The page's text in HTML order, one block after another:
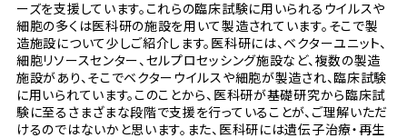
ーズを支援しています。これらの臨床試験に用いられるウイルスや
細胞の多くは医科研の施設を用いて製造されています。そこで製
造施設について少しご紹介します。医科研には、ベクターユニット、
細胞リソースセンター、セルプロセッシング施設など、複数の製造
施設があり、そこでベクターウイルスや細胞が製造され、臨床試験
に用いられています。このことから、医科研が基礎研究から臨床試
験に至るさまざまな段階で支援を行っていることが、ご理解いただ
けるのではないかと思います。また、医科研には遺伝子治療・再生